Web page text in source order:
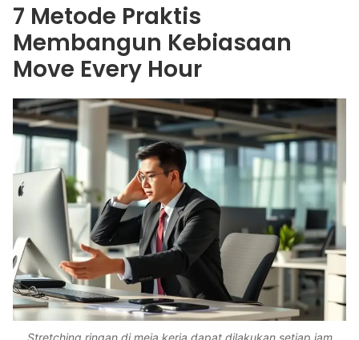
7 Metode Praktis
Membangun Kebiasaan
Move Every Hour
Stretching ringan di meja kerja dapat dilakukan setiap jam